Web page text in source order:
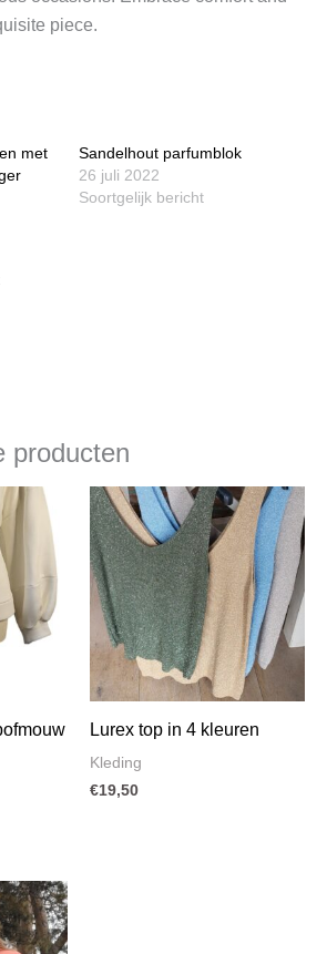
piece.
met
Sandelhout parfumblok
26 juli 2022
Soortgelijk bericht
producten
Lurex top in 4 kleuren
Kleding
€19,50